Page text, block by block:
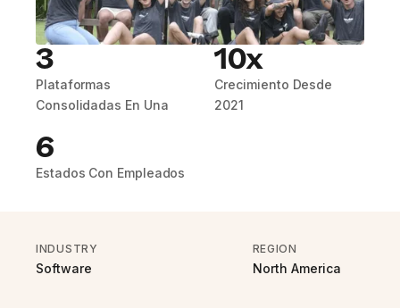
3
Plataformas
Consolidadas En Una
10x
Crecimiento Desde
2021
6
Estados Con Empleados
INDUSTRY
Software
REGION
North America